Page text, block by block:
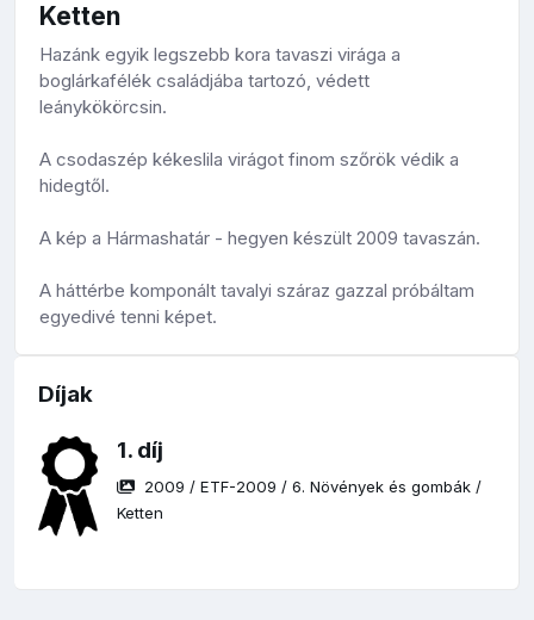
Ketten
Hazánk egyik legszebb kora tavaszi virága a
boglárkafélék családjába tartozó, védett
leánykökörcsin.
A csodaszép kékeslila virágot finom szőrök védik a
hidegtől.
A kép a Hármashatár - hegyen készült 2009 tavaszán.
A háttérbe komponált tavalyi száraz gazzal próbáltam
egyedivé tenni képet.
Díjak
1. díj
2009 /ETF-2009 /6. Növények és gombák /
Ketten